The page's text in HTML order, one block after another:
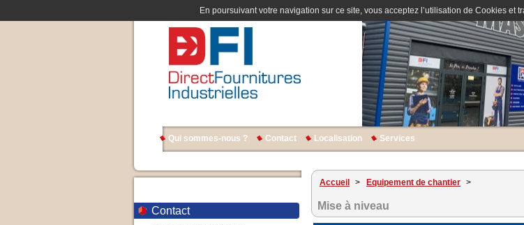
En poursuivant votre navigation sur ce site, vous acceptez l’utilisation de Cookies et
Qui sommes-nous ? Contact Localisation Services
Contact
Accueil > Equipement de chantier >
Mise à niveau